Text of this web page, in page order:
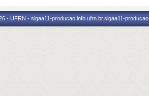
- UFRN - sigaa11-producao.info.ufrn.br.sigaa11-producao